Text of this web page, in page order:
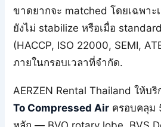
ขาดยากจะ matched โดยเฉพาะ
ยังไม่ stabilize หรือเมื่อ
(HACCP, ISO 22000, SEMI,
ภายในกรอบเวลาที่จำกัด.
AERZEN Rental Thailand ให้บริ
To Compressed Air ครอบคลุม